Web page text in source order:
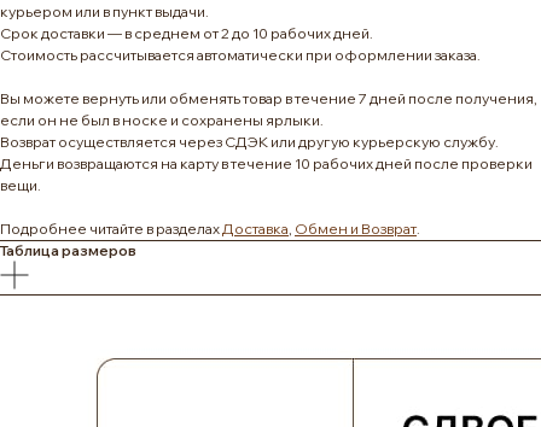
курьером или в пункт выдачи.
Срок доставки — в среднем от 2 до 10 рабочих дней.
Стоимость рассчитывается автоматически при оформлении заказа.
Вы можете вернуть или обменять товар в течение 7 дней после получения,
если он не был в носке и сохранены ярлыки.
Возврат осуществляется через СДЭК или другую курьерскую службу.
Деньги возвращаются на карту в течение 10 рабочих дней после проверки
вещи.
Подробнее читайте в разделах Доставка Обмен и Возврат.
Таблица размеров